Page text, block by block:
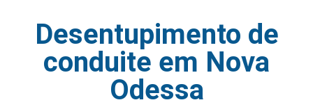
Desentupimento de
conduite em Nova
Odessa